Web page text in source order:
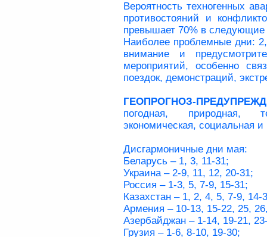
Вероятность техногенных
противостояний и
превышает 70% в
Наиболее проблемные дни:
внимание и
мероприятий, особенно
поездок, демонстраций,
ГЕОПРОГНОЗ-
погодная, природная,
экономическая, социальная
Дисгармоничные дни мая:
Беларусь – 1, 3, 11-31;
Украина – 2-9, 11, 12, 20-31;
Россия – 1-3, 5, 7-9, 15-31;
Казахстан – 1, 2, 4, 5, 7-9, 14-
Армения – 10-13, 15-22, 25,
Азербайджан – 1-14, 19-21,
Грузия – 1-6, 8-10, 19-30;